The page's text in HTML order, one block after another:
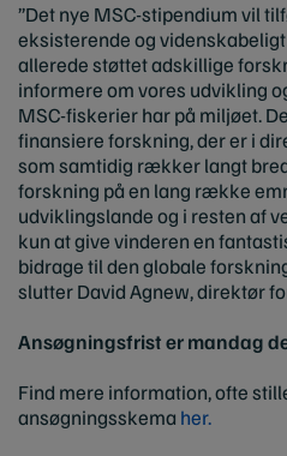
”Det nye MSC-stipendium vil
eksisterende og
allerede støttet adskillige
informere om vores udvikling
MSC-fiskerier har på miljøet.
finansiere forskning, der er i
som samtidig rækker langt
forskning på en lang række
udviklingslande og i resten af
kun at give vinderen en
bidrage til den globale
slutter David Agnew, direktør
Ansøgningsfrist er mandag
Find mere information, ofte
ansøgningsskema her.